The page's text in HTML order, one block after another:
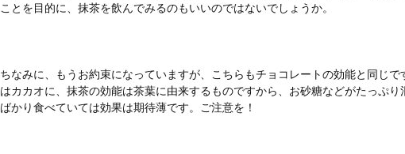
ことを目的に、抹茶を飲んでみるのもいいのではないでしょうか。
ちなみに、もうお約束になっていますが、こちらもチョコレートの効能と同じ
はカカオに、抹茶の効能は茶葉に由来するものですから、お砂糖などがたっぷり
ばかり食べていては効果は期待薄です。ご注意を！